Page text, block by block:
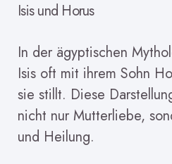
Isis und Horus
In der ägyptischen
Isis oft mit ihrem Sohn
sie stillt. Diese
nicht nur Mutterliebe,
und Heilung.